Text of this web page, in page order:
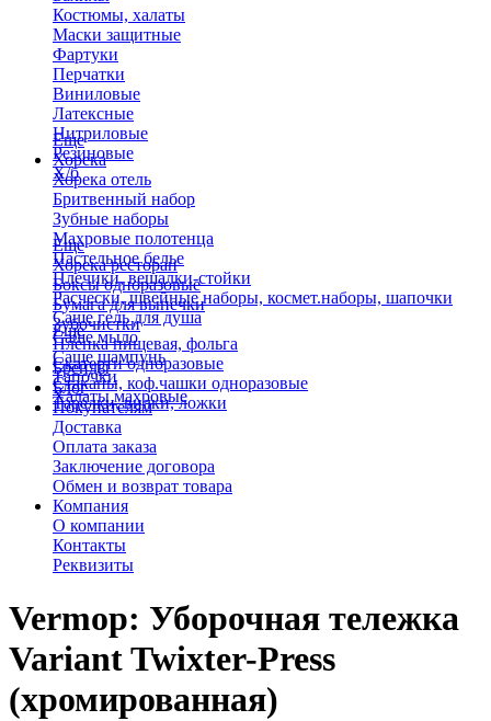
Костюмы, халаты
Маски защитные
Фартуки
Перчатки
Виниловые
Латексные
Нитриловые
Резиновые
Х/б
Еще
Хорека
Хорека отель
Бритвенный набор
Зубные наборы
Махровые полотенца
Пастельное белье
Плечики, вешалки-стойки
Расчески, швейные наборы, космет.наборы, шапочки
Саше гель для душа
Саше мыло
Саше шампунь
Тапочки
Халаты махровые
Еще
Хорека ресторан
Боксы одноразовые
Бумага для выпечки
Зубочистки
Пленка пищевая, фольга
Скатерти одноразовые
Стаканы, коф.чашки одноразовые
Тарелки, вилки, ложки
Еще
Бренды
Блог
Покупателям
Доставка
Оплата заказа
Заключение договора
Обмен и возврат товара
Компания
О компании
Контакты
Реквизиты
Vermop: Уборочная тележка
Variant Twixter-Press
(хромированная)